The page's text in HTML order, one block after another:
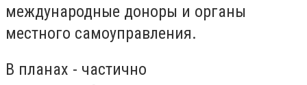
международные доноры и органы
местного самоуправления.
В планах - частично